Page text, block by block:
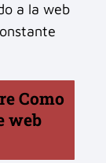
a la web
Como
web